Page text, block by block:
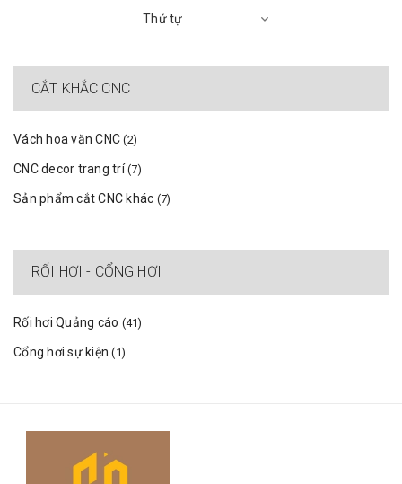
ANHDUONG.CO
Thứ tự
CẮT KHẮC CNC
Vách hoa văn CNC(2)
CNC decor trang trí(7)
Sản phẩm cắt CNC khác (7)
RỐI HƠI - CỔNG HƠI
Rối hơi Quảng cáo (41)
Cổng hơi sự kiện(1)